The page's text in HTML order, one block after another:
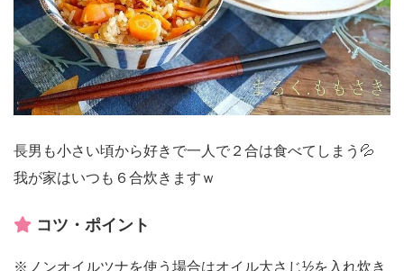
長男も小さい頃から好きで一人で２合は食べてしまう💦
我が家はいつも６合炊きますｗ
コツ・ポイント
※ノンオイルツナを使う場合はオイル大さじ½を入れ炊き